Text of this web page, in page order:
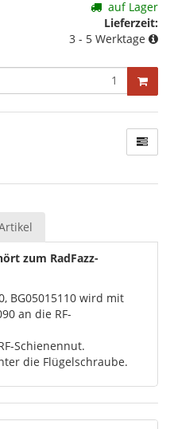
auf Lager
Lieferzeit:
3 - 5 Werktage
zum RadFazz-
BG05015110 wird mit
an die RF-
Schienennut.
die Flügelschraube.